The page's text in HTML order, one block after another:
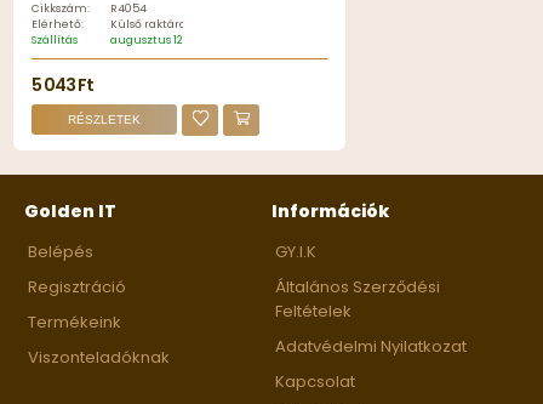
Cikkszám:
R4054
Elérhető:
Külső raktáron
Szállítás
augusztus 12, szerda
5 043 Ft
RÉSZLETEK
Golden IT
Belépés
Regisztráció
Termékeink
Viszonteladóknak
Információk
GY.I.K
Általános Szerződési
Feltételek
Adatvédelmi Nyilatkozat
Kapcsolat